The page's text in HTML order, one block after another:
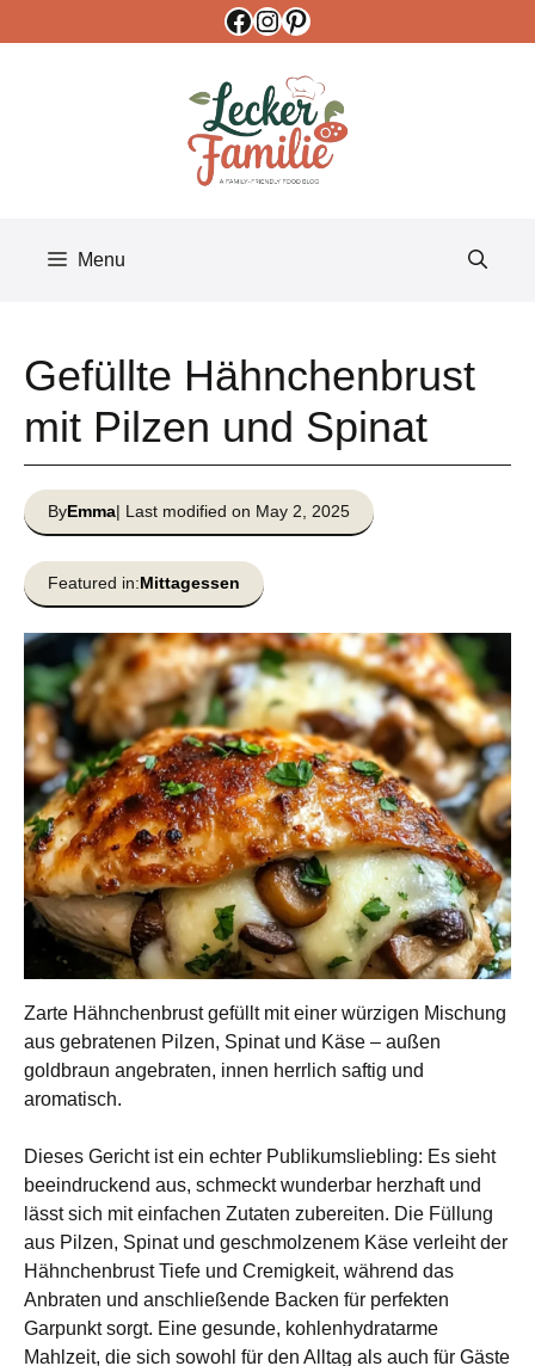
Facebook
Instagram
Pinterest
Menu
Gefüllte Hähnchenbrust
mit Pilzen und Spinat
ByEmma| Last modified on May 2, 2025
Featured in:Mittagessen
Zarte Hähnchenbrust gefüllt mit einer würzigen Mischung
aus gebratenen Pilzen, Spinat und Käse – außen
goldbraun angebraten, innen herrlich saftig und
aromatisch.
Dieses Gericht ist ein echter Publikumsliebling: Es sieht
beeindruckend aus, schmeckt wunderbar herzhaft und
lässt sich mit einfachen Zutaten zubereiten. Die Füllung
aus Pilzen, Spinat und geschmolzenem Käse verleiht der
Hähnchenbrust Tiefe und Cremigkeit, während das
Anbraten und anschließende Backen für perfekten
Garpunkt sorgt. Eine gesunde, kohlenhydratarme
Mahlzeit, die sich sowohl für den Alltag als auch für Gäste